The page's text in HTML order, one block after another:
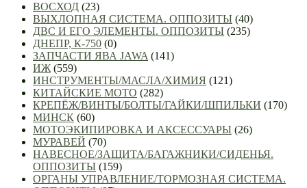
ВОСХОД (23)
ВЫХЛОПНАЯ СИСТЕМА. ОППОЗИТЫ (40)
ДВС И ЕГО ЭЛЕМЕНТЫ. ОППОЗИТЫ (235)
ДНЕПР, К-750 (0)
ЗАПЧАСТИ ЯВА JAWA (141)
ИЖ (559)
ИНСТРУМЕНТЫ/МАСЛА/ХИМИЯ (121)
КИТАЙСКИЕ МОТО (282)
КРЕПЁЖ/ВИНТЫ/БОЛТЫ/ГАЙКИ/ШПИЛЬКИ (170)
МИНСК (60)
МОТОЭКИПИРОВКА И АКСЕССУАРЫ (26)
МУРАВЕЙ (70)
НАВЕСНОЕ/ЗАЩИТА/БАГАЖНИКИ/СИДЕНЬЯ.
ОППОЗИТЫ (159)
ОРГАНЫ УПРАВЛЕНИЕ/ТОРМОЗНАЯ СИСТЕМА.